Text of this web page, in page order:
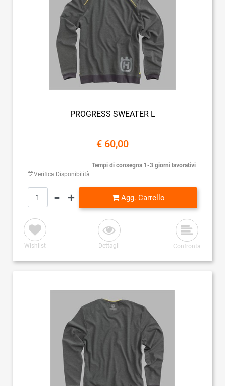
PROGRESS SWEATER L
€ 60,00
Verifica Disponibilità
Tempi di consegna 1-3 giorni lavorativi
Quantità
Agg. Carrello
Wishlist Dettagli Confronta